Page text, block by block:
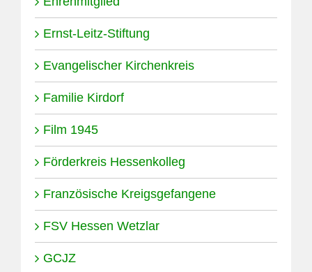
Ernst-Leitz-Stiftung
Evangelischer Kirchenkreis
Familie Kirdorf
Film 1945
Förderkreis Hessenkolleg
Französische Kreigsgefangene
FSV Hessen Wetzlar
GCJZ